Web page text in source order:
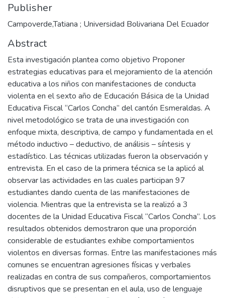
Publisher
Campoverde,Tatiana ; Universidad Bolivariana Del Ecuador
Abstract
Esta investigación plantea como objetivo Proponer
estrategias educativas para el mejoramiento de la atención
educativa a los niños con manifestaciones de conducta
violenta en el sexto año de Educación Básica de la Unidad
Educativa Fiscal “Carlos Concha” del cantón Esmeraldas. A
nivel metodológico se trata de una investigación con
enfoque mixta, descriptiva, de campo y fundamentada en el
método inductivo – deductivo, de análisis – síntesis y
estadístico. Las técnicas utilizadas fueron la observación y
entrevista. En el caso de la primera técnica se la aplicó al
observar las actividades en las cuales participan 97
estudiantes dando cuenta de las manifestaciones de
violencia. Mientras que la entrevista se la realizó a 3
docentes de la Unidad Educativa Fiscal “Carlos Concha”. Los
resultados obtenidos demostraron que una proporción
considerable de estudiantes exhibe comportamientos
violentos en diversas formas. Entre las manifestaciones más
comunes se encuentran agresiones físicas y verbales
realizadas en contra de sus compañeros, comportamientos
disruptivos que se presentan en el aula, uso de lenguaje